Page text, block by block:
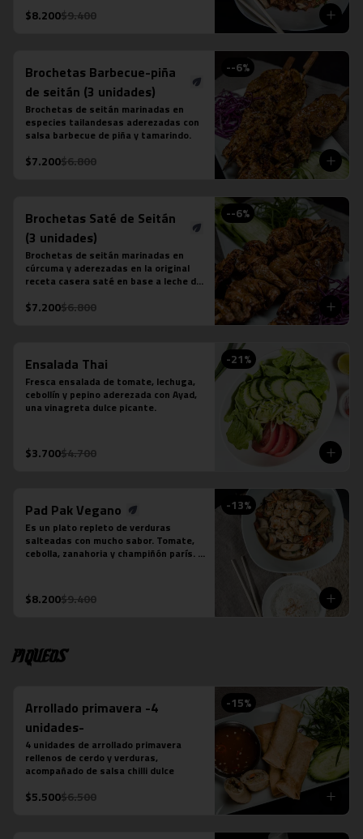
contiene salsa de ostra ni salsa de
pescado.
$8.200$9.400
--6%
Brochetas Barbecue-piña
de seitán (3 unidades)
Brochetas de seitán marinadas en
especies tailandesas aderezadas con
salsa barbecue de piña y tamarindo.
$7.200$6.800
--6%
Brochetas Saté de Seitán
(3 unidades)
Brochetas de seitán marinadas en
cúrcuma y aderezadas en la original
receta casera saté en base a leche de
cilantro, tamarindo y ají.
$7.200$6.800
-21%
Ensalada Thai
Fresca ensalada de tomate, lechuga,
cebollín y pepino aderezada con Ayad,
una vinagreta dulce picante.
$3.700$4.700
-13%
Pad Pak Vegano
Es un plato repleto de verduras
salteadas con mucho sabor. Tomate,
cebolla, zanahoria y champiñón parís.
de arroz jazmín.  Foto referencial, el
tofu es un extra.
$8.200$9.400
Piqueos
-15%
Arrollado primavera -4
unidades-
4 unidades de arrollado primavera
rellenos de cerdo y verduras,
acompañado de salsa chilli dulce
$5.500$6.500